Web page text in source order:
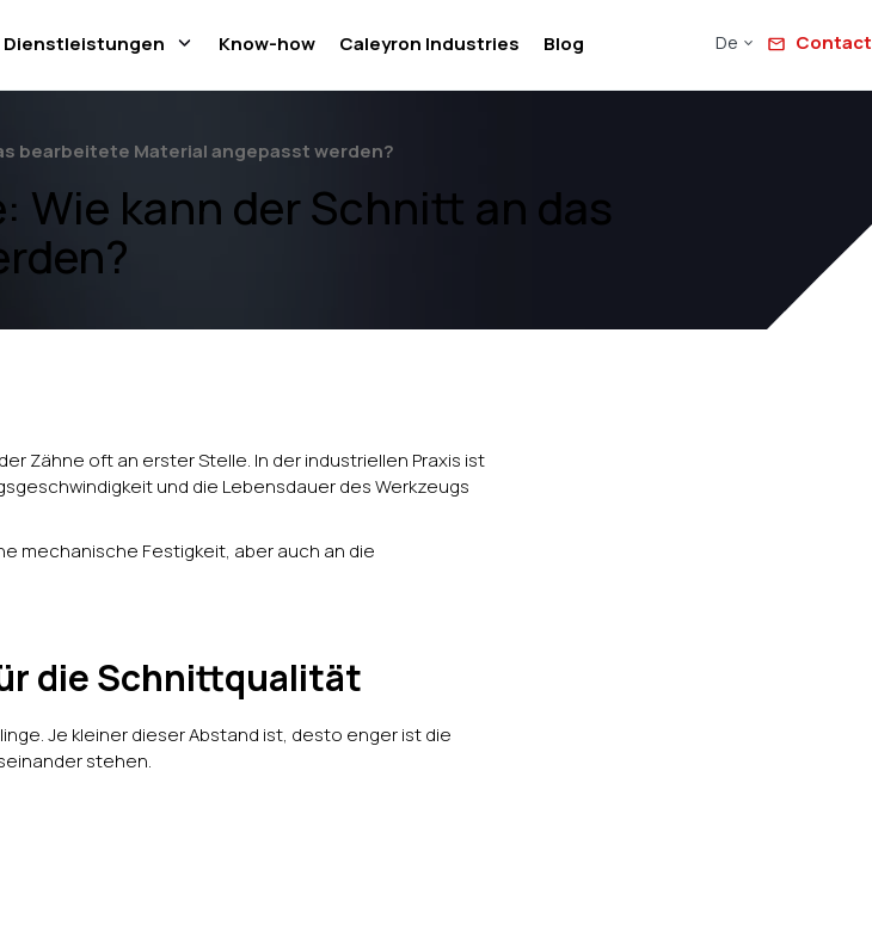
Dienstleistungen Know-how Caleyron Industries Blog De Contact
bearbeitete Material angepasst werden?
Wie kann der Schnitt an das
Zähne oft an erster Stelle. In der industriellen Praxis ist
und die Lebensdauer des Werkzeugs
mechanische Festigkeit, aber auch an die
die Schnittqualität
Je kleiner dieser Abstand ist, desto enger ist die
stehen.